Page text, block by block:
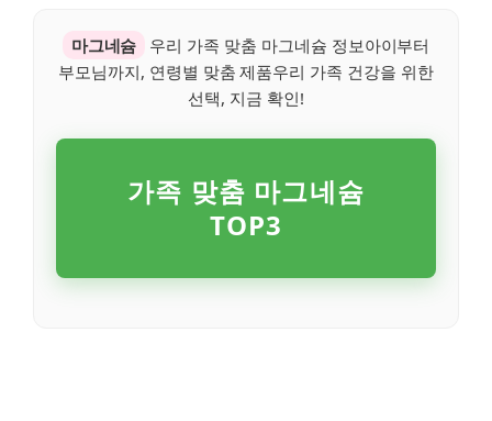
마그네슘
우리 가족 맞춤 마그네슘 정보아이부터
부모님까지, 연령별 맞춤 제품우리 가족 건강을 위한
선택, 지금 확인!
가족 맞춤 마그네슘
TOP3